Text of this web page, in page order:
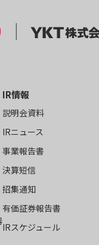
IR情報
説明会資料
IRニュース
事業報告書
決算短信
招集通知
有価証券報告書
IRスケジュール